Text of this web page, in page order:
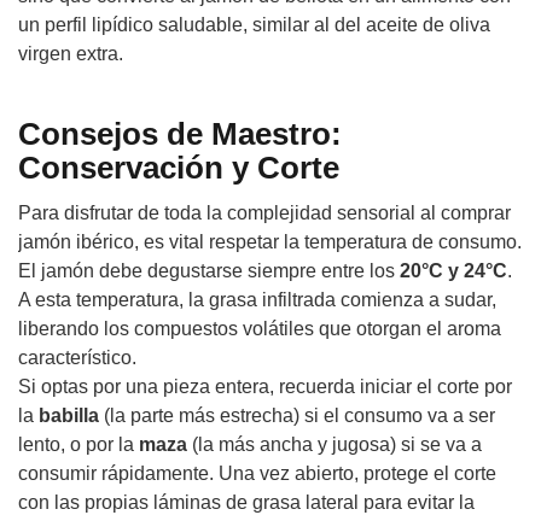
un perfil lipídico saludable, similar al del aceite de oliva
virgen extra.
Consejos de Maestro:
Conservación y Corte
Para disfrutar de toda la complejidad sensorial al comprar
jamón ibérico, es vital respetar la temperatura de consumo.
El jamón debe degustarse siempre entre los 20°C y 24°C.
A esta temperatura, la grasa infiltrada comienza a sudar,
liberando los compuestos volátiles que otorgan el aroma
característico.
Si optas por una pieza entera, recuerda iniciar el corte por
la babilla (la parte más estrecha) si el consumo va a ser
lento, o por la maza (la más ancha y jugosa) si se va a
consumir rápidamente. Una vez abierto, protege el corte
con las propias láminas de grasa lateral para evitar la